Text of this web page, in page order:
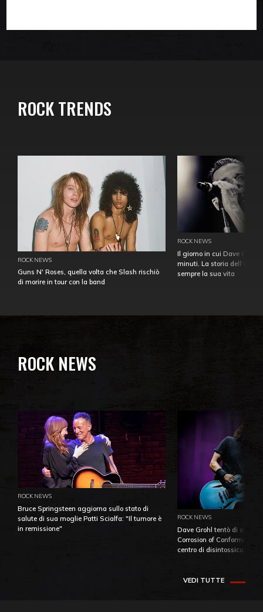
ROCK TRENDS
ROCK NEWS
Guns N' Roses, quella volta che Slash rischiò
di morire in tour con la band
ROCK NEWS
Il giorno in cui Dave
minuti. La storia
sempre la sua vita
ROCK NEWS
ROCK NEWS
Bruce Springsteen aggiorna sullo stato di
salute di sua moglie Patti Scialfa: "Il tumore è
in remissione"
ROCK NEWS
Dave Grohl tentò di
Corrosion of Conformity
centro di
VEDI TUTTE